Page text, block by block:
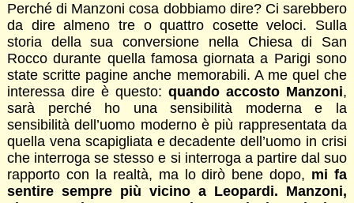
Perché di Manzoni cosa dobbiamo dire? Ci sarebbero
da dire almeno tre o quattro cosette veloci. Sulla
storia della sua conversione nella Chiesa di San
Rocco durante quella famosa giornata a Parigi sono
state scritte pagine anche memorabili. A me quel che
interessa dire è questo:quando accosto Manzoni,
sarà perché ho una sensibilità moderna e la
sensibilità dell’uomo moderno è più rappresentata da
quella vena scapigliata e decadente dell’uomo in crisi
che interroga se stesso e si interroga a partire dal suo
rapporto con la realtà, ma lo dirò bene dopo, mi fa
sentire sempre più vicino a Leopardi. Manzoni,